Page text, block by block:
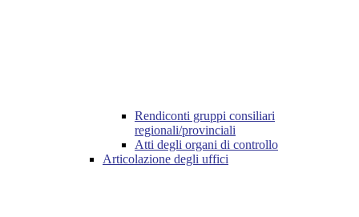
Rendiconti gruppi consiliari
regionali/provinciali
Atti degli organi di controllo
Articolazione degli uffici